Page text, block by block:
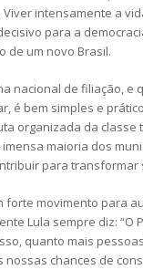
Viver intensamente a
para a
de um novo Brasil.
nacional de filiação,
é bem simples e
organizada da
maioria dos
para transformar
forte movimento para
Lula sempre diz:
quanto mais
nossas chances de